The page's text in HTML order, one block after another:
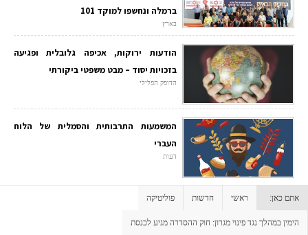
ברמלה ונחשפו למוקד 101
בארץ
הודעות ירוקות, אכיפה גלובלית ופגיעה
בזכויות יסוד – מבט משפטי ביקורתי
הדופק הפלילי
המשמעות התרבותית והסמלית של הלוח
העברי
דעות
אתם כאן: ראשי חדשות פוליטיקה
הימין במהלך נגד פינוי מגרון: חוק ההסדרה מגיע לכנסת